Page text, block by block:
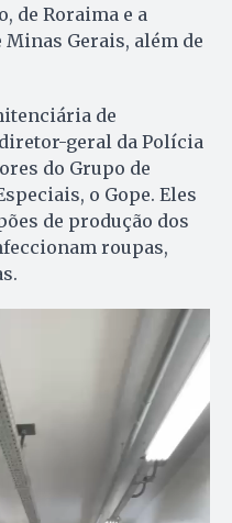
de Roraima e a
Minas Gerais, além de
de
geral da Polícia
do Grupo de
o Gope. Eles
de produção dos
roupas,